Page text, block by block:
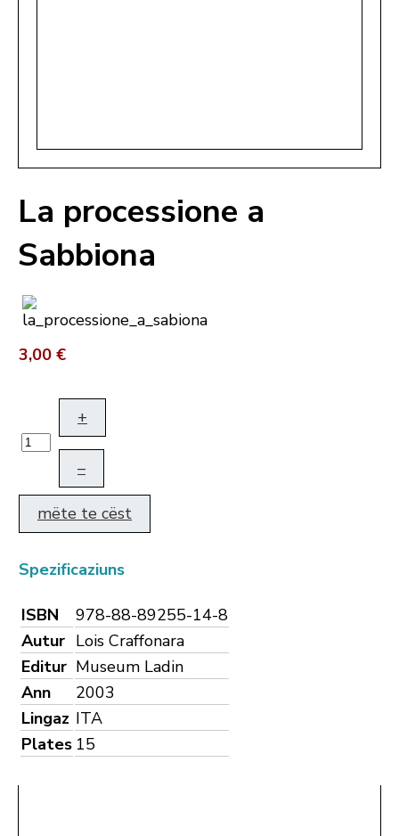
La processione a
Sabbiona
3,00 €
+
–
mëte te cëst
Spezificaziuns
ISBN
978-88-89255-14-8
Autur Lois Craffonara
Editur Museum Ladin
Ann
2003
Lingaz ITA
Plates 15